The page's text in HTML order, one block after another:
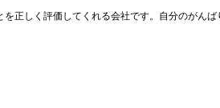
正しく評価してくれる会社です。自分のがん